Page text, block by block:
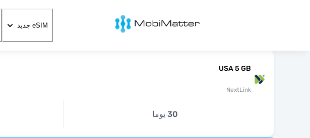
eSIM جديد
USA 5 GB
NextLink
30 يوما